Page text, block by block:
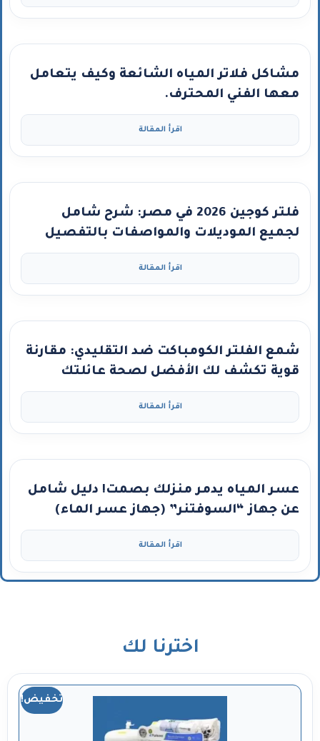
مشاكل فلاتر المياه الشائعة وكيف يتعامل
معها الفني المحترف.
اقرأ المقالة
فلتر كوجين 2026 في مصر: شرح شامل
لجميع الموديلات والمواصفات بالتفصيل
اقرأ المقالة
شمع الفلتر الكومباكت ضد التقليدي: مقارنة
قوية تكشف لك الأفضل لصحة عائلتك
اقرأ المقالة
عسر المياه يدمر منزلك بصمت! دليل شامل
عن جهاز “السوفتنر” (جهاز عسر الماء)
ومتى تحتاجه؟
اقرأ المقالة
اخترنا لك
تخفيض!